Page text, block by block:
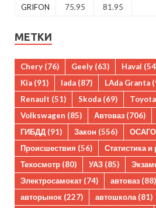
GRIFON
75.95 81.95
МЕТКИ
Chery (76) Geely (63) Haval
Kia (91) lada (87) LAda Granta
Renault (51) Skoda (69) Toyota
Volkswagen (85) Автоваз (706)
ГИБДД (91) Закон (556) ОСАГО
Происшествия (56) Статистика и
Техосмотр (80) УАЗ (85)
Электросамокат (74) автоваз (88)
авторынок (227) автошкола(81)